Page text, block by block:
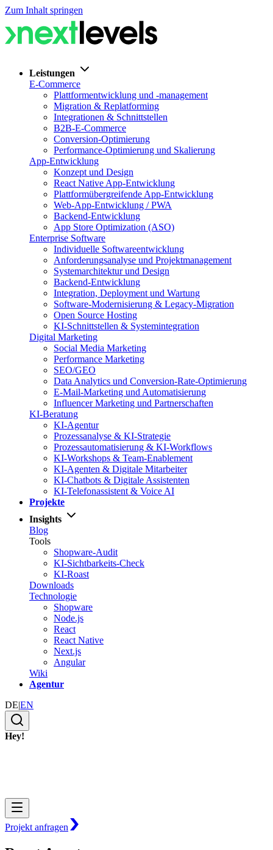
Zum Inhalt springen
Leistungen
E-Commerce
Plattformentwicklung und -management
Migration & Replatforming
Integrationen & Schnittstellen
B2B-E-Commerce
Conversion-Optimierung
Performance-Optimierung und Skalierung
App-Entwicklung
Konzept und Design
React Native App-Entwicklung
Plattformübergreifende App-Entwicklung
Web-App-Entwicklung / PWA
Backend-Entwicklung
App Store Optimization (ASO)
Enterprise Software
Individuelle Softwareentwicklung
Anforderungsanalyse und Projektmanagement
Systemarchitektur und Design
Backend-Entwicklung
Integration, Deployment und Wartung
Software-Modernisierung & Legacy-Migration
Open Source Hosting
KI-Schnittstellen & Systemintegration
Digital Marketing
Social Media Marketing
Performance Marketing
SEO/GEO
Data Analytics und Conversion-Rate-Optimierung
E-Mail-Marketing und Automatisierung
Influencer Marketing und Partnerschaften
KI-Beratung
KI-Agentur
Prozessanalyse & KI-Strategie
Prozessautomatisierung & KI-Workflows
KI-Workshops & Team-Enablement
KI-Agenten & Digitale Mitarbeiter
KI-Chatbots & Digitale Assistenten
KI-Telefonassistent & Voice AI
Projekte
Insights
Blog
Tools
Shopware-Audit
KI-Sichtbarkeits-Check
KI-Roast
Downloads
Technologie
Shopware
Node.js
React
React Native
Next.js
Angular
Wiki
Agentur
DE|EN
Hey!
Projekt anfragen